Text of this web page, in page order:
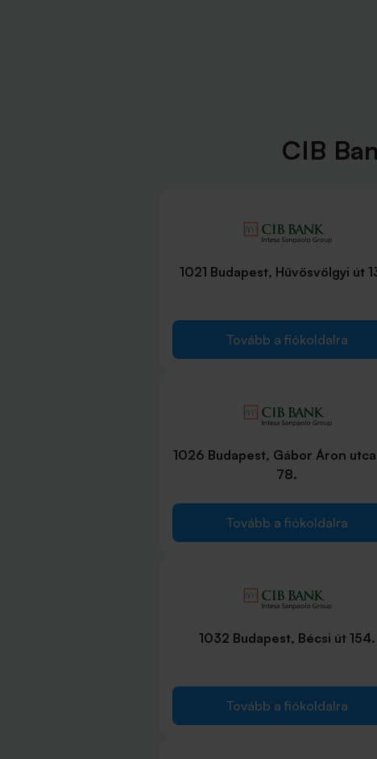
CIB
1021 Budapest, Hűvösvölgyi út
Tovább a fiókoldalra
1026 Budapest, Gábor Áron
78.
Tovább a fiókoldalra
1032 Budapest, Bécsi út 154.
Tovább a fiókoldalra